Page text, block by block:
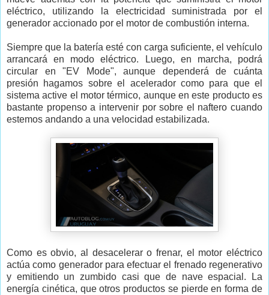
eléctrico, utilizando la electricidad suministrada por el
generador accionado por el motor de combustión interna.
Siempre que la batería esté con carga suficiente, el vehículo
arrancará en modo eléctrico. Luego, en marcha, podrá
circular en "EV Mode", aunque dependerá de cuánta
presión hagamos sobre el acelerador como para que el
sistema active el motor térmico, aunque en este producto es
bastante propenso a intervenir por sobre el naftero cuando
estemos andando a una velocidad estabilizada.
Como es obvio, al desacelerar o frenar, el motor eléctrico
actúa como generador para efectuar el frenado regenerativo
y emitiendo un zumbido casi que de nave espacial. La
energía cinética, que otros productos se pierde en forma de